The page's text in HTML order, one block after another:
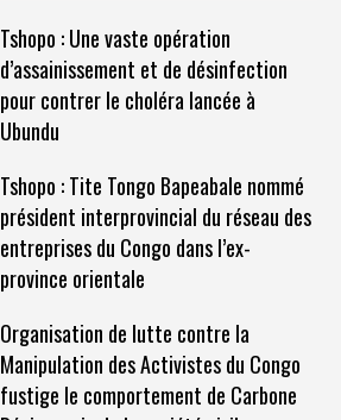
Tshopo : Une vaste opération
d’assainissement et de désinfection
pour contrer le choléra lancée à
Ubundu
Tshopo : Tite Tongo Bapeabale nommé
président interprovincial du réseau des
entreprises du Congo dans l’ex-
province orientale
Organisation de lutte contre la
Manipulation des Activistes du Congo
fustige le comportement de Carbone